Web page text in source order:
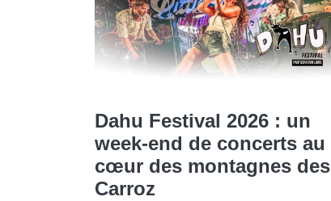
Dahu Festival 2026 : un
week-end de concerts au
cœur des montagnes des
Carroz